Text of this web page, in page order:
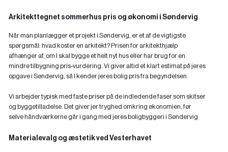
Arkitekttegnet sommerhus pris og økonomi i Søndervig
Når man planlægger et projekt i Søndervig, er et af de vigtigste
spørgsmål: hvad koster en arkitekt? Prisen for arkitekthjælp
afhænger af, om I skal bygge et helt nyt hus eller har brug for en
mindretilbygning pris-vurdering. Vi giver altid et klart estimat på jeres
opgave i Søndervig, så I kender jeres bolig pris fra begyndelsen.
Vi arbejder typisk med faste priser på de indledende faser som skitser
og byggetilladelse. Det giver jer tryghed omkring økonomien, før
selve håndværkerne går i gang med jeres boligbyggeri i Søndervig.
Materialevalg og æstetik ved Vesterhavet